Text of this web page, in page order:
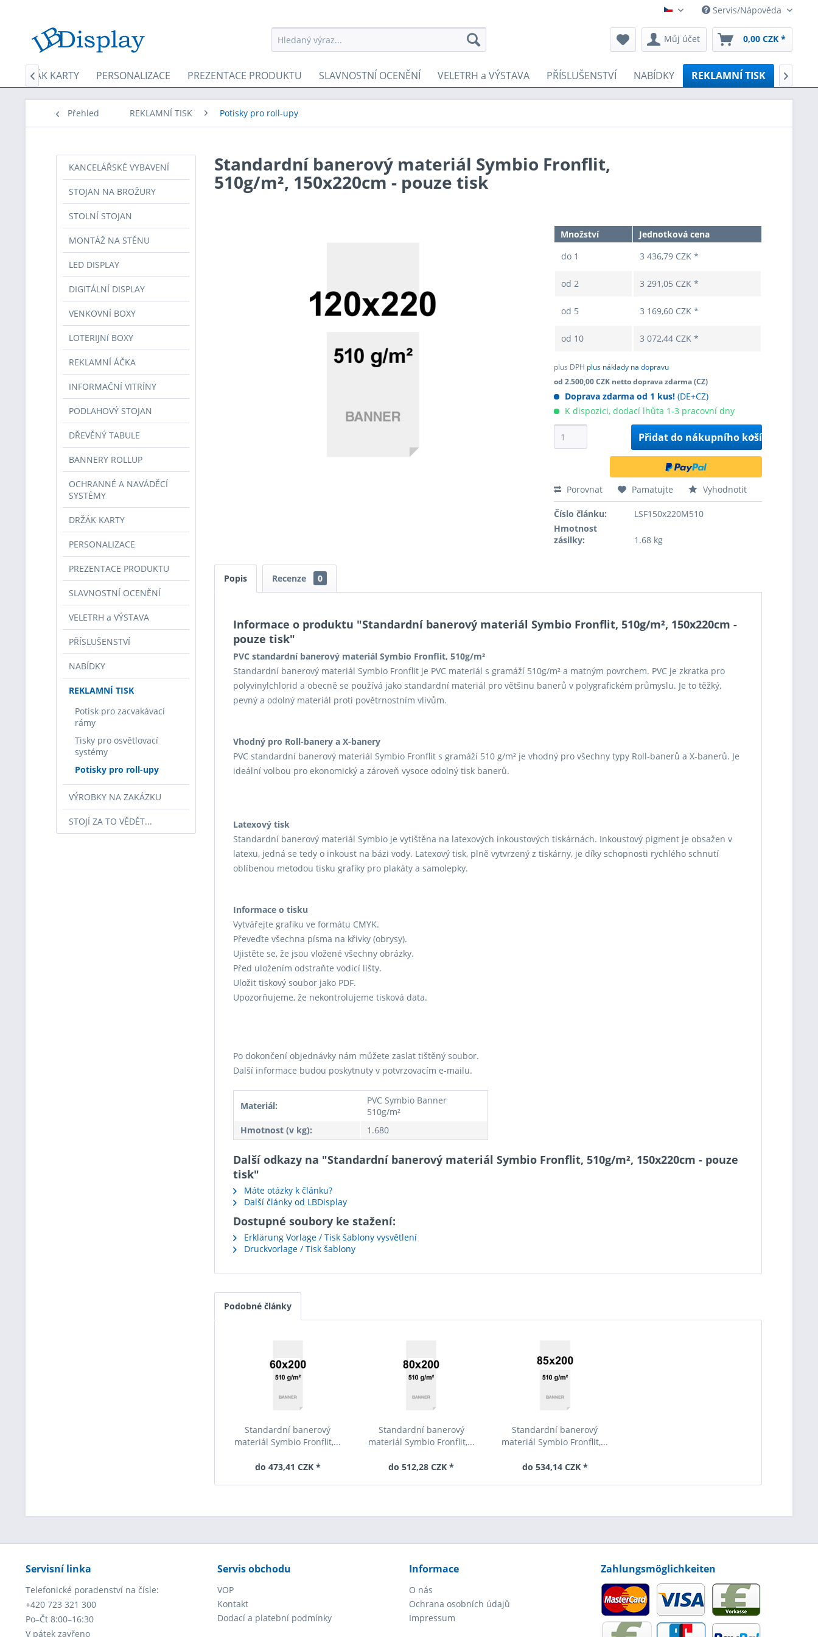
Čeština Servis/Nápověda
Můj účet 0,00 CZK *
DRŽÁK KARTY PERSONALIZACE PREZENTACE PRODUKTU SLAVNOSTNÍ OCENĚNÍ VELETRH a VÝSTAVA PŘÍSLUŠENSTVÍ NABÍDKY REKLAMNÍ TISK STOJÍ
 
Přehled REKLAMNÍ TISK Potisky pro roll-upy
KANCELÁŘSKÉ VYBAVENÍ
STOJAN NA BROŽURY
STOLNÍ STOJAN
MONTÁŽ NA STĚNU
LED DISPLAY
DIGITÁLNÍ DISPLAY
VENKOVNÍ BOXY
LOTERIJNí BOXY
REKLAMNÍ ÁČKA
INFORMAČNÍ VITRÍNY
PODLAHOVÝ STOJAN
DŘEVĚNÝ TABULE
BANNERY ROLLUP
OCHRANNÉ A NAVÁDĚCÍ
SYSTÉMY
DRŽÁK KARTY
PERSONALIZACE
PREZENTACE PRODUKTU
SLAVNOSTNÍ OCENĚNÍ
VELETRH a VÝSTAVA
PŘÍSLUŠENSTVÍ
NABÍDKY
REKLAMNÍ TISK
Potisk pro zacvakávací
rámy
Tisky pro osvětlovací
systémy
Potisky pro roll-upy
VÝROBKY NA ZAKÁZKU
STOJÍ ZA TO VĚDĚT...
Standardní banerový materiál Symbio Fronflit,
510g/m², 150x220cm - pouze tisk
Množství
Jednotková cena
do 1 3 436,79 CZK *
od 2 3 291,05 CZK *
od 5 3 169,60 CZK *
od 10 3 072,44 CZK *
plus DPH plus náklady na dopravu
od 2.500,00 CZK netto doprava zdarma (CZ)
Doprava zdarma od 1 kus! (DE+CZ)
K dispozici, dodací lhůta 1-3 pracovní dny
Přidat do nákupního košíku
Porovnat Pamatujte Vyhodnotit
Číslo článku:
LSF150x220M510
Hmotnost
zásilky:
1.68 kg
Popis Recenze 0
Informace o produktu "Standardní banerový materiál Symbio Fronflit, 510g/m², 150x220cm -
pouze tisk"
PVC standardní banerový materiál Symbio Fronflit, 510g/m²
Standardní banerový materiál Symbio Fronflit je PVC materiál s gramáží 510g/m² a matným povrchem. PVC je zkratka pro
polyvinylchlorid a obecně se používá jako standardní materiál pro většinu banerů v polygrafickém průmyslu. Je to těžký,
pevný a odolný materiál proti povětrnostním vlivům.
Vhodný pro Roll-banery a X-banery
PVC standardní banerový materiál Symbio Fronflit s gramáží 510 g/m² je vhodný pro všechny typy Roll-banerů a X-banerů. Je
ideální volbou pro ekonomický a zároveň vysoce odolný tisk banerů.
Latexový tisk
Standardní banerový materiál Symbio je vytištěna na latexových inkoustových tiskárnách. Inkoustový pigment je obsažen v
latexu, jedná se tedy o inkoust na bázi vody. Latexový tisk, plně vytvrzený z tiskárny, je díky schopnosti rychlého schnutí
oblíbenou metodou tisku grafiky pro plakáty a samolepky.
Informace o tisku
Vytvářejte grafiku ve formátu CMYK.
Převeďte všechna písma na křivky (obrysy).
Ujistěte se, že jsou vložené všechny obrázky.
Před uložením odstraňte vodicí lišty.
Uložit tiskový soubor jako PDF.
Upozorňujeme, že nekontrolujeme tisková data.
Po dokončení objednávky nám můžete zaslat tištěný soubor.
Další informace budou poskytnuty v potvrzovacím e-mailu.
Materiál:
PVC Symbio Banner
510g/m²
Hmotnost (v kg):
1.680
Další odkazy na "Standardní banerový materiál Symbio Fronflit, 510g/m², 150x220cm - pouze
tisk"
Máte otázky k článku?
Další články od LBDisplay
Dostupné soubory ke stažení:
Erklärung Vorlage / Tisk šablony vysvětlení
Druckvorlage / Tisk šablony
Podobné články
Standardní banerový
materiál Symbio Fronflit,...
do 473,41 CZK *
Standardní banerový
materiál Symbio Fronflit,...
do 512,28 CZK *
Standardní banerový
materiál Symbio Fronflit,...
do 534,14 CZK *
Servisní linka
Telefonické poradenství na čísle:
+420 723 321 300
Po–Čt 8:00–16:30
V pátek zavřeno
Servis obchodu
VOP
Kontakt
Dodací a platební podmínky
Informace
O nás
Ochrana osobních údajů
Impressum
Zahlungsmöglichkeiten